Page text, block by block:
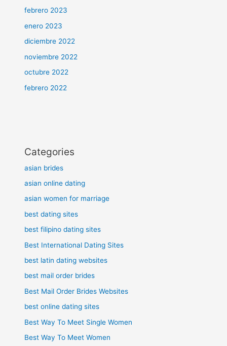
febrero 2023
enero 2023
diciembre 2022
noviembre 2022
octubre 2022
febrero 2022
Categories
asian brides
asian online dating
asian women for marriage
best dating sites
best filipino dating sites
Best International Dating Sites
best latin dating websites
best mail order brides
Best Mail Order Brides Websites
best online dating sites
Best Way To Meet Single Women
Best Way To Meet Women